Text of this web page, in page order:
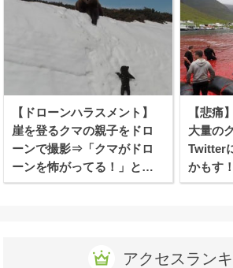
【ドローンハラスメント】
崖を登るクマの親子をドロ
ーンで撮影⇒「クマがドロ
ーンを怖がってる！」と批
難殺到！
【悲痛
大量の
Twitter
かもす！
アクセスラン